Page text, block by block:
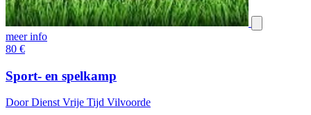
meer info
80 €
Sport- en spelkamp
Door Dienst Vrije Tijd Vilvoorde